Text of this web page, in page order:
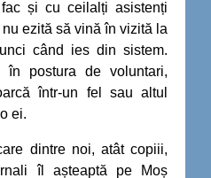
și cu ceilalți asistenți
ezită să vină în vizită la
când ies din sistem.
postura de voluntari,
într-un fel sau altul
ei.
dintre noi, atât copiii,
îl așteaptă pe Moș